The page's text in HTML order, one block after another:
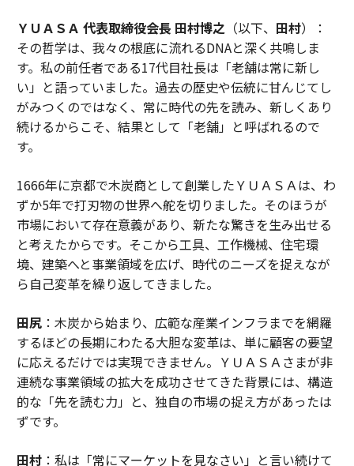
ＹＵＡＳＡ 代表取締役会長 田村博之（以下、 田村）：
その哲学は、我々の根底に流れるDNAと深く共鳴しま
す。私の前任者である17代目社長は「老舗は常に新し
い」と語っていました。過去の歴史や伝統に甘んじてし
がみつくのではなく、常に時代の先を読み、新しくあり
続けるからこそ、結果として「老舗」と呼ばれるので
す。
1666年に京都で木炭商として創業したＹＵＡＳＡは、わ
ずか5年で打刃物の世界へ舵を切りました。そのほうが
市場において存在意義があり、新たな驚きを生み出せる
と考えたからです。そこから工具、工作機械、住宅環
境、建築へと事業領域を広げ、時代のニーズを捉えなが
ら自己変革を繰り返してきました。
田尻：木炭から始まり、広範な産業インフラまでを網羅
するほどの長期にわたる大胆な変革は、単に顧客の要望
に応えるだけでは実現できません。ＹＵＡＳＡさまが非
連続な事業領域の拡大を成功させてきた背景には、構造
的な「先を読む力」と、独自の市場の捉え方があったは
ずです。
田村：私は「常にマーケットを見なさい」と言い続けて